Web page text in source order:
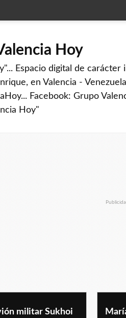
Hoy
Espacio digital de
en Valencia -
Facebook: Grupo
Hoy"
militar Sukhoi